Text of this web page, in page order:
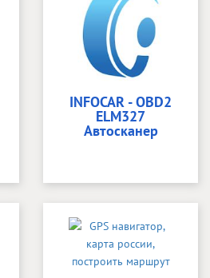
INFOCAR - OBD2
ELM327
Автосканер